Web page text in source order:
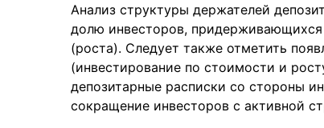
Анализ структуры держателей
долю инвесторов, придерживающихся
(роста). Следует также отметить
(инвестирование по стоимости и
депозитарные расписки со стороны
сокращение инвесторов с активной